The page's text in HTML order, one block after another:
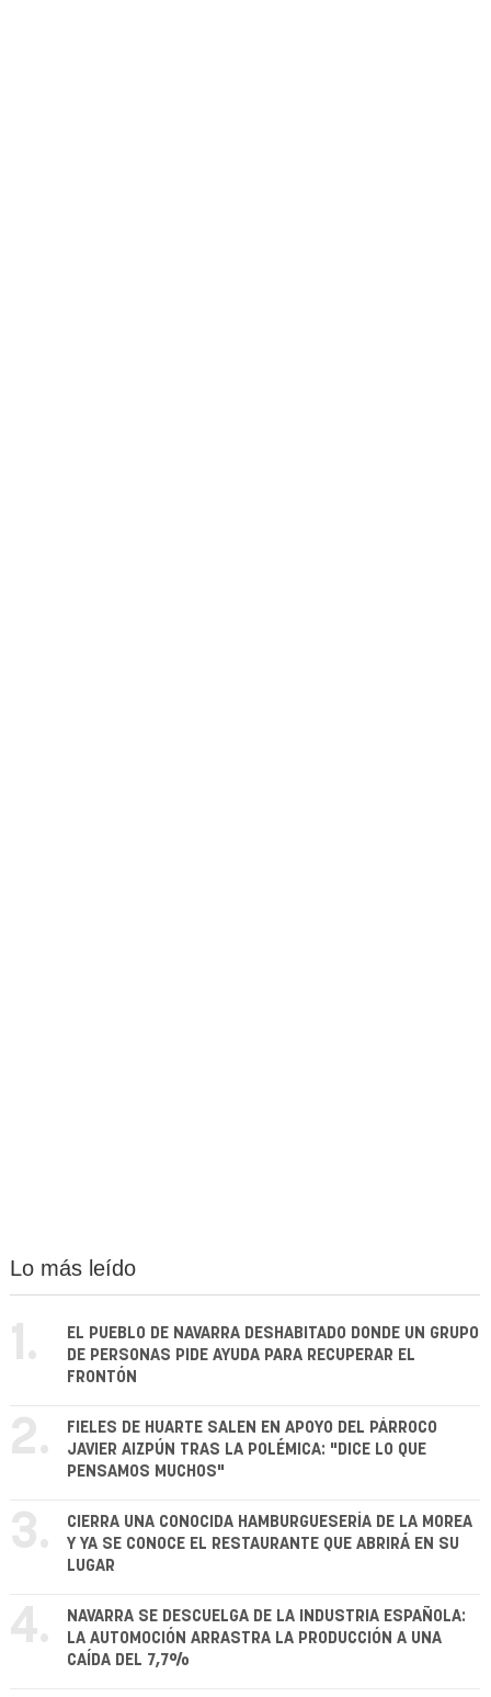
Lo más leído
1.
EL PUEBLO DE NAVARRA DESHABITADO DONDE UN GRUPO
DE PERSONAS PIDE AYUDA PARA RECUPERAR EL
FRONTÓN
2.
FIELES DE HUARTE SALEN EN APOYO DEL PÁRROCO
JAVIER AIZPÚN TRAS LA POLÉMICA: "DICE LO QUE
PENSAMOS MUCHOS"
3.
CIERRA UNA CONOCIDA HAMBURGUESERÍA DE LA MOREA
Y YA SE CONOCE EL RESTAURANTE QUE ABRIRÁ EN SU
LUGAR
4.
NAVARRA SE DESCUELGA DE LA INDUSTRIA ESPAÑOLA:
LA AUTOMOCIÓN ARRASTRA LA PRODUCCIÓN A UNA
CAÍDA DEL 7,7%